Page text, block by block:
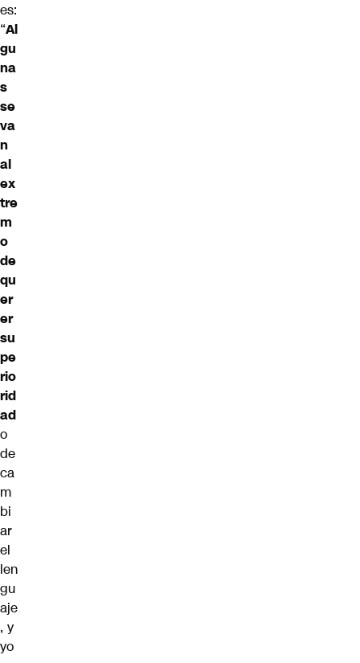
es:
“Al
gu
na
s
se
va
n
al
ex
tre
m
o
de
qu
er
er
su
pe
rio
rid
ad
o
de
ca
m
bi
ar
el
len
gu
aje
, y
yo